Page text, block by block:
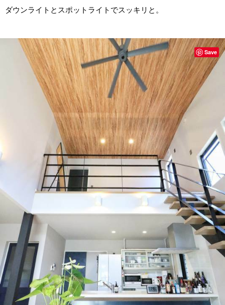
ダウンライトとスポットライトでスッキリと。
Save